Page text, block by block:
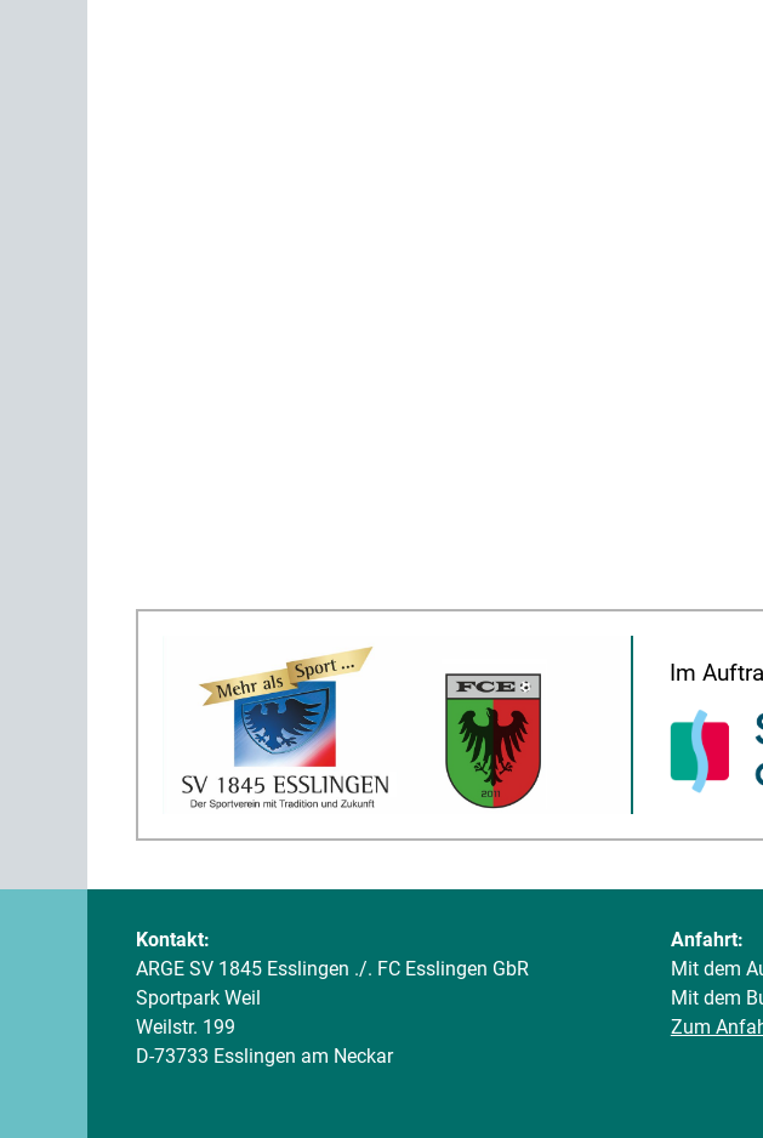
Im
Kontakt:
ARGE SV 1845 Esslingen ./. FC Esslingen GbR
Sportpark Weil
Weilstr. 199
D-73733 Esslingen am Neckar
Anfahrt:
Mit dem
Mit dem
Zum